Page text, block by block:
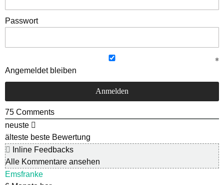
Passwort
Angemeldet bleiben
75 Comments
neuste
älteste beste Bewertung
Inline Feedbacks
Alle Kommentare ansehen
Emsfranke